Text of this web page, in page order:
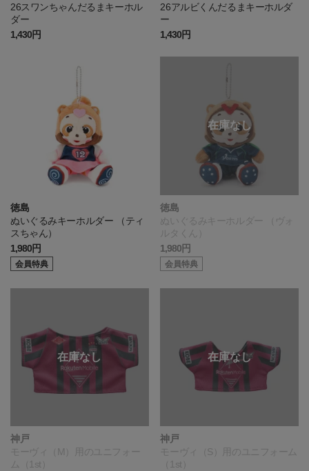
26スワンちゃんだるまキーホル
ダー
1,430円
26アルビくんだるまキーホルダ
ー
1,430円
徳島
ぬいぐるみキーホルダー （ティ
スちゃん）
1,980円
会員特典
徳島
ぬいぐるみキーホルダー （ヴォ
ルタくん）
1,980円
会員特典
神戸
モーヴィ（M）用のユニフォー
ム（1st）
神戸
モーヴィ（S）用のユニフォーム
（1st）